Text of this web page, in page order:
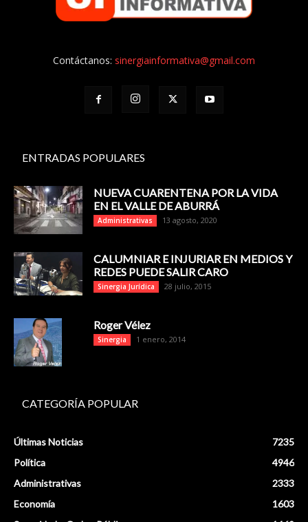
Contáctanos: sinergiainformativa@gmail.com
ENTRADAS POPULARES
NUEVA CUARENTENA POR LA VIDA
EN EL VALLE DE ABURRÁ
Administrativas 13 agosto, 2020
CALUMNIAR E INJURIAR EN MEDIOS Y
REDES PUEDE SALIR CARO
Sinergia Jurídica 28 julio, 2015
Roger Vélez
Sinergia 1 enero, 2014
CATEGORÍA POPULAR
Últimas Noticias
7235
Política
4946
Administrativas
2333
Economía
1603